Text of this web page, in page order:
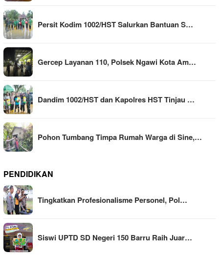
Persit Kodim 1002/HST Salurkan Bantuan S…
Gercep Layanan 110, Polsek Ngawi Kota Am…
Dandim 1002/HST dan Kapolres HST Tinjau …
Pohon Tumbang Timpa Rumah Warga di Sine,…
PENDIDIKAN
Tingkatkan Profesionalisme Personel, Pol…
Siswi UPTD SD Negeri 150 Barru Raih Juar…